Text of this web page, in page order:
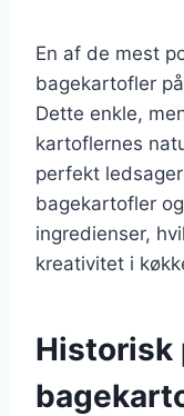
En af de mest
bagekartofler
Dette enkle,
kartoflernes
perfekt
bagekartofler
ingredienser,
kreativitet i
Historisk